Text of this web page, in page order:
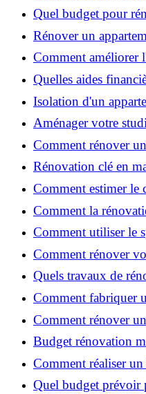
?
Quel budget pour
2026 ?
Rénover un
conseils pratiques et
Comment améliorer
appartement ?
Quelles aides
rénover votre
Isolation d'un
prix et conseils
Aménager votre
erreurs à éviter
Comment rénover
avec 50 000 € :
Rénovation clé en
solution et à quoi
Comment estimer le
?
Comment la
rentabilité de votre
Comment utiliser le
Salt pour des
Comment rénover
astuces bois ?
Quels travaux de
éligibles à
Comment fabriquer
maison ?
Comment rénover
ruiner ?
Budget rénovation
astuces
Comment réaliser
maison efficace ?
Quel budget prévoir